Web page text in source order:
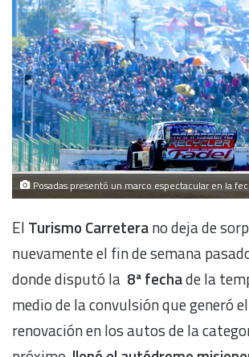
Posadas presentó un marco espectacular en la
El Turismo Carreterano deja de
nuevamente el fin de semana
donde disputó la 8ª fechade la
medio de la convulsión que generó
renovación en los autos de la